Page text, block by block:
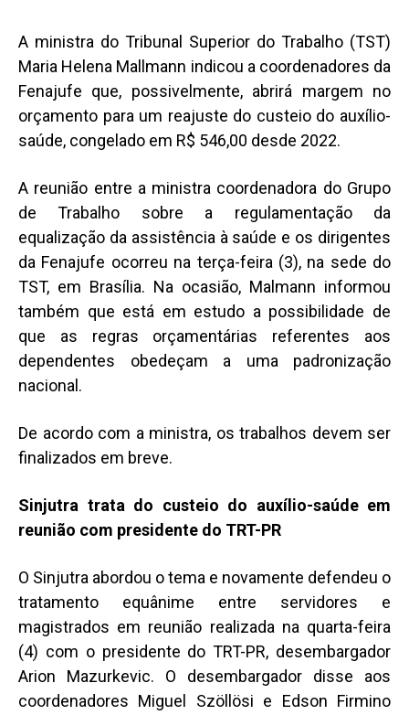
A ministra do Tribunal Superior do Trabalho (TST)
Maria Helena Mallmann indicou a coordenadores da
Fenajufe que, possivelmente, abrirá margem no
orçamento para um reajuste do custeio do auxílio-
saúde, congelado em R$ 546,00 desde 2022.
A reunião entre a ministra coordenadora do Grupo
de Trabalho sobre a regulamentação da
equalização da assistência à saúde e os dirigentes
da Fenajufe ocorreu na terça-feira (3), na sede do
TST, em Brasília. Na ocasião, Malmann informou
também que está em estudo a possibilidade de
que as regras orçamentárias referentes aos
dependentes obedeçam a uma padronização
nacional.
De acordo com a ministra, os trabalhos devem ser
finalizados em breve.
Sinjutra trata do custeio do auxílio-saúde em
reunião com presidente do TRT-PR
O Sinjutra abordou o tema e novamente defendeu o
tratamento equânime entre servidores e
magistrados em reunião realizada na quarta-feira
(4) com o presidente do TRT-PR, desembargador
Arion Mazurkevic. O desembargador disse aos
coordenadores Miguel Szöllösi e Edson Firmino